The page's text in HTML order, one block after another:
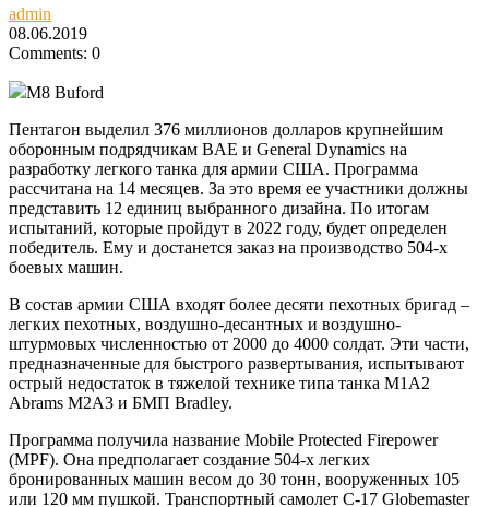
admin
08.06.2019
Comments: 0
M8 Buford
Пентагон выделил 376 миллионов долларов крупнейшим
оборонным подрядчикам BAE и General Dynamics на
разработку легкого танка для армии США. Программа
рассчитана на 14 месяцев. За это время ее участники должны
представить 12 единиц выбранного дизайна. По итогам
испытаний, которые пройдут в 2022 году, будет определен
победитель. Ему и достанется заказ на производство 504-х
боевых машин.
В состав армии США входят более десяти пехотных бригад –
легких пехотных, воздушно-десантных и воздушно-
штурмовых численностью от 2000 до 4000 солдат. Эти части,
предназначенные для быстрого развертывания, испытывают
острый недостаток в тяжелой технике типа танка M1A2
Abrams M2A3 и БМП Bradley.
Программа получила название Mobile Protected Firepower
(MPF). Она предполагает создание 504-х легких
бронированных машин весом до 30 тонн, вооруженных 105
или 120 мм пушкой. Транспортный самолет C-17 Globemaster